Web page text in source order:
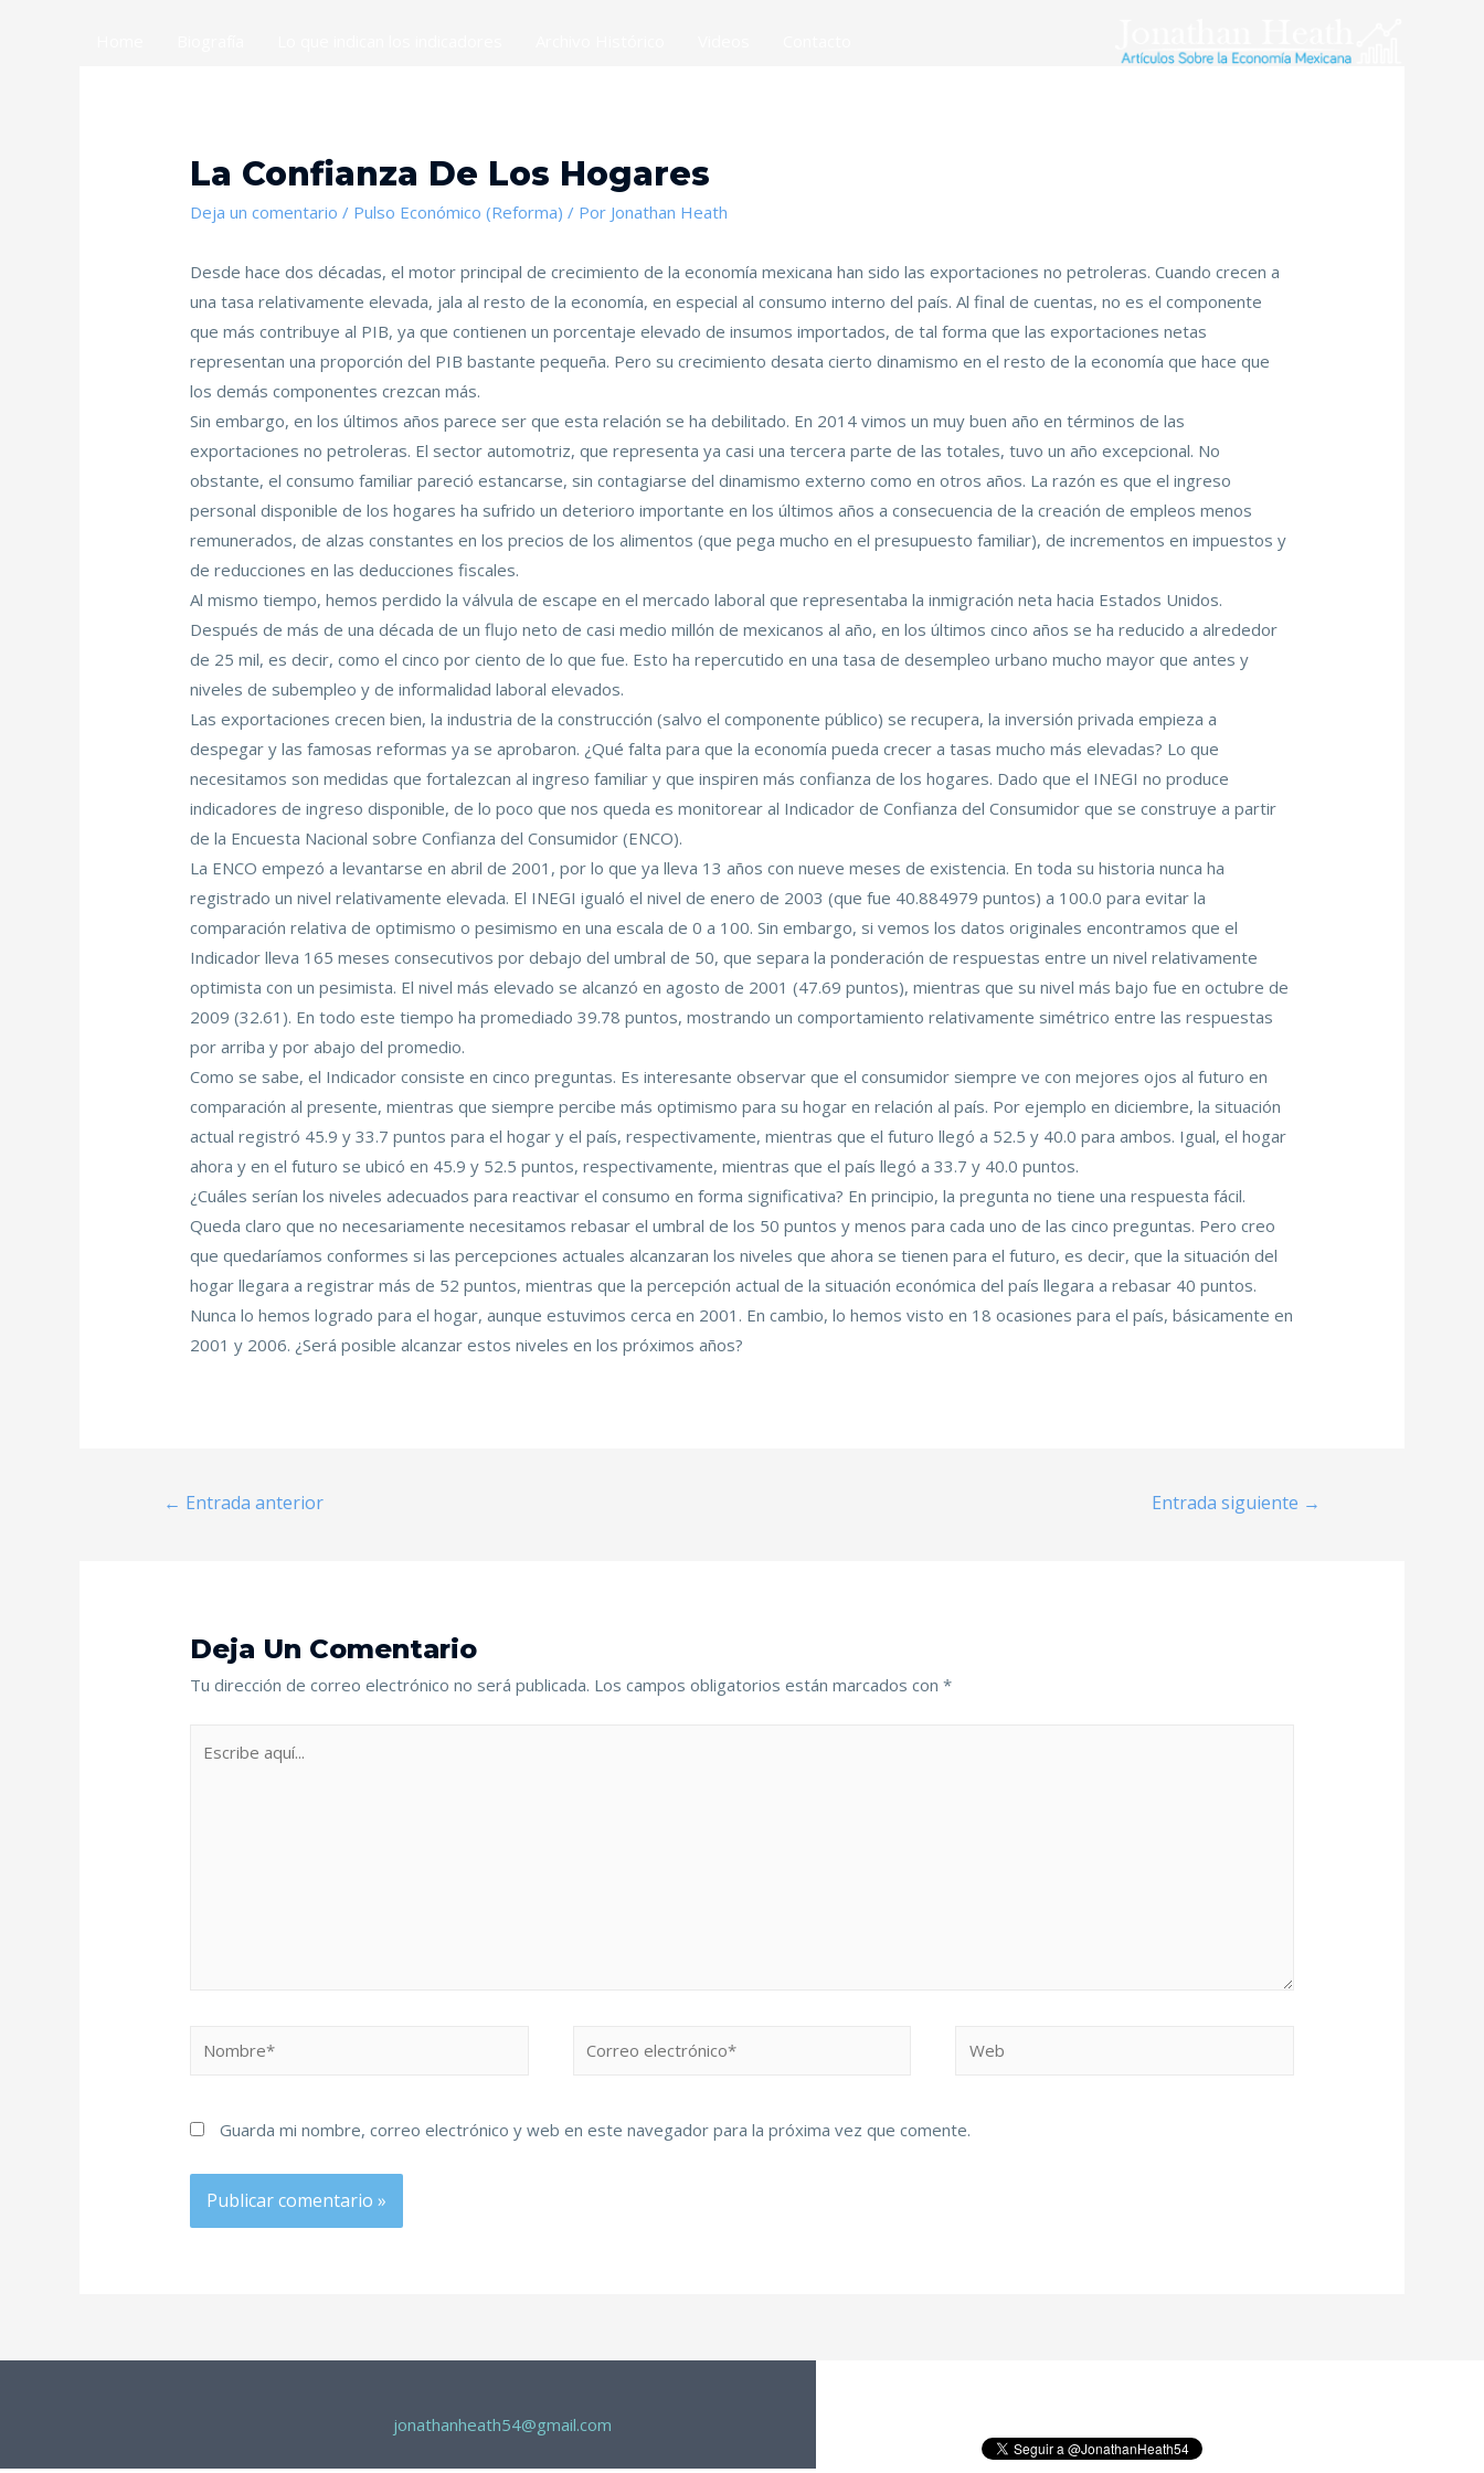
La Confianza De Los Hogares
Deja un comentario / Pulso Económico (Reforma) / Por Jonathan Heath
Desde hace dos décadas, el motor principal de crecimiento de la economía mexicana han sido las exportaciones no petroleras. Cuando crecen a
una tasa relativamente elevada, jala al resto de la economía, en especial al consumo interno del país. Al final de cuentas, no es el componente
que más contribuye al PIB, ya que contienen un porcentaje elevado de insumos importados, de tal forma que las exportaciones netas
representan una proporción del PIB bastante pequeña. Pero su crecimiento desata cierto dinamismo en el resto de la economía que hace que
los demás componentes crezcan más.
Sin embargo, en los últimos años parece ser que esta relación se ha debilitado. En 2014 vimos un muy buen año en términos de las
exportaciones no petroleras. El sector automotriz, que representa ya casi una tercera parte de las totales, tuvo un año excepcional. No
obstante, el consumo familiar pareció estancarse, sin contagiarse del dinamismo externo como en otros años. La razón es que el ingreso
personal disponible de los hogares ha sufrido un deterioro importante en los últimos años a consecuencia de la creación de empleos menos
remunerados, de alzas constantes en los precios de los alimentos (que pega mucho en el presupuesto familiar), de incrementos en impuestos y
de reducciones en las deducciones fiscales.
Al mismo tiempo, hemos perdido la válvula de escape en el mercado laboral que representaba la inmigración neta hacia Estados Unidos.
Después de más de una década de un flujo neto de casi medio millón de mexicanos al año, en los últimos cinco años se ha reducido a alrededor
de 25 mil, es decir, como el cinco por ciento de lo que fue. Esto ha repercutido en una tasa de desempleo urbano mucho mayor que antes y
niveles de subempleo y de informalidad laboral elevados.
Las exportaciones crecen bien, la industria de la construcción (salvo el componente público) se recupera, la inversión privada empieza a
despegar y las famosas reformas ya se aprobaron. ¿Qué falta para que la economía pueda crecer a tasas mucho más elevadas? Lo que
necesitamos son medidas que fortalezcan al ingreso familiar y que inspiren más confianza de los hogares. Dado que el INEGI no produce
indicadores de ingreso disponible, de lo poco que nos queda es monitorear al Indicador de Confianza del Consumidor que se construye a partir
de la Encuesta Nacional sobre Confianza del Consumidor (ENCO).
La ENCO empezó a levantarse en abril de 2001, por lo que ya lleva 13 años con nueve meses de existencia. En toda su historia nunca ha
registrado un nivel relativamente elevada. El INEGI igualó el nivel de enero de 2003 (que fue 40.884979 puntos) a 100.0 para evitar la
comparación relativa de optimismo o pesimismo en una escala de 0 a 100. Sin embargo, si vemos los datos originales encontramos que el
Indicador lleva 165 meses consecutivos por debajo del umbral de 50, que separa la ponderación de respuestas entre un nivel relativamente
optimista con un pesimista. El nivel más elevado se alcanzó en agosto de 2001 (47.69 puntos), mientras que su nivel más bajo fue en octubre de
2009 (32.61). En todo este tiempo ha promediado 39.78 puntos, mostrando un comportamiento relativamente simétrico entre las respuestas
por arriba y por abajo del promedio.
Como se sabe, el Indicador consiste en cinco preguntas. Es interesante observar que el consumidor siempre ve con mejores ojos al futuro en
comparación al presente, mientras que siempre percibe más optimismo para su hogar en relación al país. Por ejemplo en diciembre, la situación
actual registró 45.9 y 33.7 puntos para el hogar y el país, respectivamente, mientras que el futuro llegó a 52.5 y 40.0 para ambos. Igual, el hogar
ahora y en el futuro se ubicó en 45.9 y 52.5 puntos, respectivamente, mientras que el país llegó a 33.7 y 40.0 puntos.
¿Cuáles serían los niveles adecuados para reactivar el consumo en forma significativa? En principio, la pregunta no tiene una respuesta fácil.
Queda claro que no necesariamente necesitamos rebasar el umbral de los 50 puntos y menos para cada uno de las cinco preguntas. Pero creo
que quedaríamos conformes si las percepciones actuales alcanzaran los niveles que ahora se tienen para el futuro, es decir, que la situación del
hogar llegara a registrar más de 52 puntos, mientras que la percepción actual de la situación económica del país llegara a rebasar 40 puntos.
Nunca lo hemos logrado para el hogar, aunque estuvimos cerca en 2001. En cambio, lo hemos visto en 18 ocasiones para el país, básicamente en
2001 y 2006. ¿Será posible alcanzar estos niveles en los próximos años?
← Entrada anterior Entrada siguiente →
Deja Un Comentario
Tu dirección de correo electrónico no será publicada. Los campos obligatorios están marcados con*
Guarda mi nombre, correo electrónico y web en este navegador para la próxima vez que comente.
jonathanheath54@gmail.com